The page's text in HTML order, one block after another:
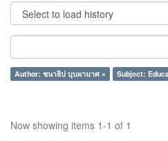
Author: ชนาธิป บุบผามาศ × Subject:
Now showing items 1-1 of 1